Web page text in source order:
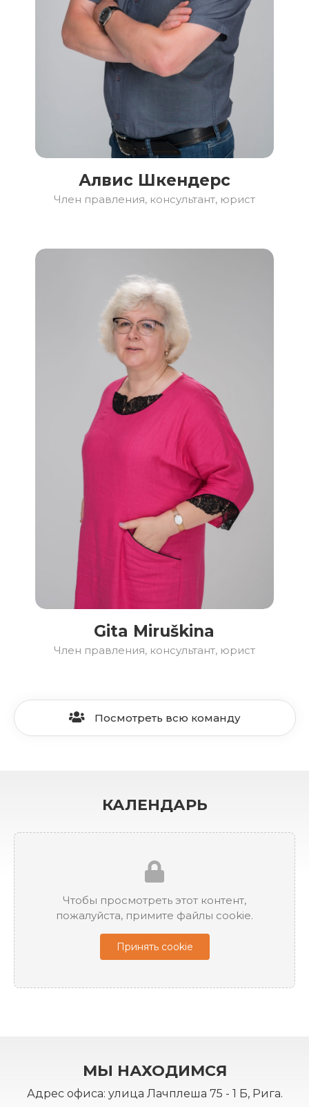
Алвис Шкендерс
Член правления, консультант, юрист
Gita Miruškina
Член правления, консультант, юрист
Посмотреть всю команду
КАЛЕНДАРЬ
Чтобы просмотреть этот контент,
пожалуйста, примите файлы cookie.
Принять cookie
МЫ НАХОДИМСЯ
Адрес офиса: улица Лачплеша 75 - 1 Б, Рига.